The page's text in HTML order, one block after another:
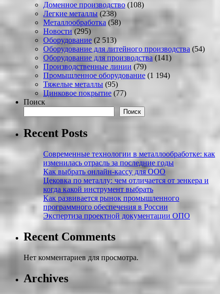
Доменное производство (108)
Легкие металлы (238)
Металлообработка (58)
Новости (295)
Оборудование (2 513)
Оборудование для литейного производства (54)
Оборудование для производства (141)
Производственные линии (79)
Промышленное оборудование (1 194)
Тяжелые металлы (95)
Цинковое покрытие (77)
Поиск
Поиск
Recent Posts
Современные технологии в металлообработке: как
изменилась отрасль за последние годы
Как выбрать онлайн-кассу для ООО
Цековка по металлу: чем отличается от зенкера и
когда какой инструмент выбрать
Как развивается рынок промышленного
программного обеспечения в России
Экспертиза проектной документации ОПО
Recent Comments
Нет комментариев для просмотра.
Archives